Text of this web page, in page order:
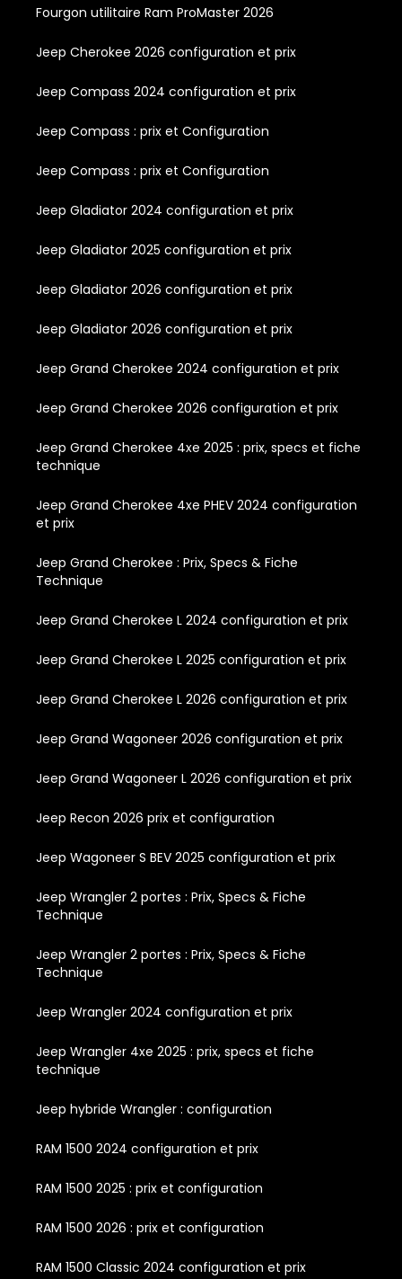
Fourgon utilitaire Ram ProMaster 2026
Jeep Cherokee 2026 configuration et prix
Jeep Compass 2024 configuration et prix
Jeep Compass : prix et Configuration
Jeep Compass : prix et Configuration
Jeep Gladiator 2024 configuration et prix
Jeep Gladiator 2025 configuration et prix
Jeep Gladiator 2026 configuration et prix
Jeep Gladiator 2026 configuration et prix
Jeep Grand Cherokee 2024 configuration et prix
Jeep Grand Cherokee 2026 configuration et prix
Jeep Grand Cherokee 4xe 2025 : prix, specs et fiche
technique
Jeep Grand Cherokee 4xe PHEV 2024 configuration
et prix
Jeep Grand Cherokee : Prix, Specs & Fiche
Technique
Jeep Grand Cherokee L 2024 configuration et prix
Jeep Grand Cherokee L 2025 configuration et prix
Jeep Grand Cherokee L 2026 configuration et prix
Jeep Grand Wagoneer 2026 configuration et prix
Jeep Grand Wagoneer L 2026 configuration et prix
Jeep Recon 2026 prix et configuration
Jeep Wagoneer S BEV 2025 configuration et prix
Jeep Wrangler 2 portes : Prix, Specs & Fiche
Technique
Jeep Wrangler 2 portes : Prix, Specs & Fiche
Technique
Jeep Wrangler 2024 configuration et prix
Jeep Wrangler 4xe 2025 : prix, specs et fiche
technique
Jeep hybride Wrangler : configuration
RAM 1500 2024 configuration et prix
RAM 1500 2025 : prix et configuration
RAM 1500 2026 : prix et configuration
RAM 1500 Classic 2024 configuration et prix